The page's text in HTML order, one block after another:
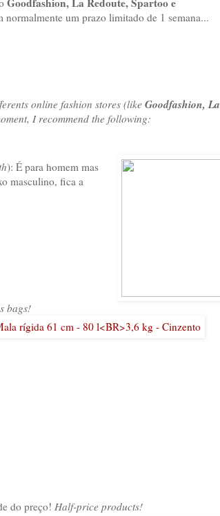
um prazo limitado de 1 semana...
online fashion stores (like Goodfashion, La
I recommend the following:
): É para homem mas
masculino, fica a
bags!
do preço! Half-price products!